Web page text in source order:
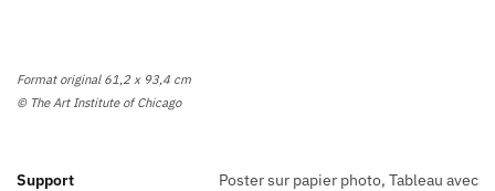
Format original 61,2 x 93,4 cm
© The Art Institute of Chicago
Support
Poster sur papier photo, Tableau avec